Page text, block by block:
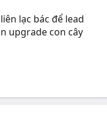
lạc bác để lead
upgrade con cây